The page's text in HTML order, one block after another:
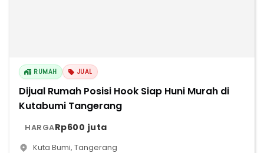
RUMAH JUAL
Dijual Rumah Posisi Hook Siap Huni Murah di
Kutabumi Tangerang
HARGARp600 juta
Kuta Bumi, Tangerang